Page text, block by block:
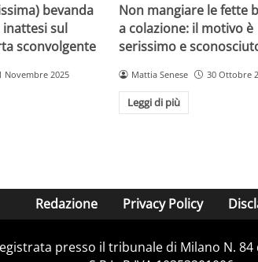
bevanda
sul
sconvolgente
Novembre 2025
Non mangiare le fette
a colazione: il motivo è
serissimo e
Mattia Senese 30 Ottobre
Leggi di più
Redazione Privacy Policy
presso il tribunale di Milano N. 84